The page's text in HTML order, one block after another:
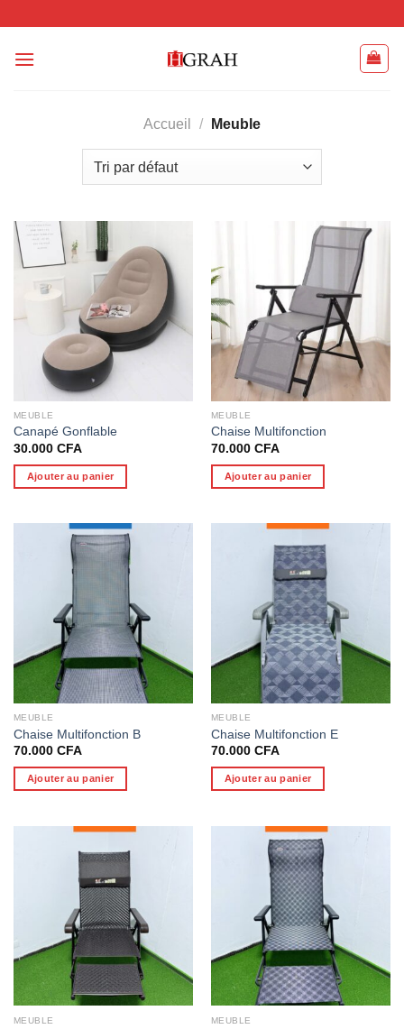
contenu
Accueil / Meuble
MEUBLE
Canapé Gonflable
30.000 CFA
Ajouter au panier
MEUBLE
Chaise Multifonction
70.000 CFA
Ajouter au panier
MEUBLE
Chaise Multifonction B
70.000 CFA
Ajouter au panier
MEUBLE
Chaise Multifonction E
70.000 CFA
Ajouter au panier
MEUBLE MEUBLE